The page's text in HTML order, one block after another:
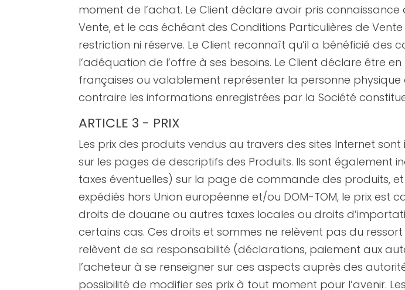
moment de l’achat. Le Client déclare avoir pris
Vente, et le cas échéant des Conditions Particulières de
restriction ni réserve. Le Client reconnaît qu’il a bénéficié des
l’adéquation de l’offre à ses besoins. Le Client déclare être
françaises ou valablement représenter la personne
contraire les informations enregistrées par la Société
ARTICLE 3 - PRIX
Les prix des produits vendus au travers des sites Internet
sur les pages de descriptifs des Produits. Ils sont également
taxes éventuelles) sur la page de commande des produits,
expédiés hors Union européenne et/ou DOM-TOM, le prix
droits de douane ou autres taxes locales ou droits
certains cas. Ces droits et sommes ne relèvent pas du
relèvent de sa responsabilité (déclarations, paiement aux
l’acheteur à se renseigner sur ces aspects auprès des
possibilité de modifier ses prix à tout moment pour l’avenir.